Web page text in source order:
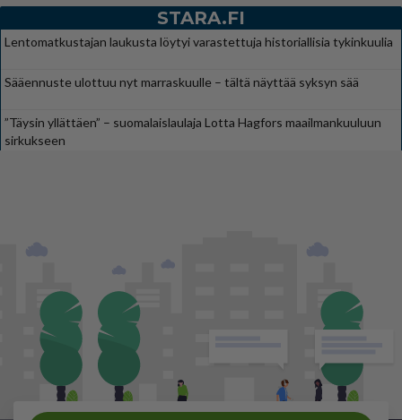
STARA.FI
Lentomatkustajan laukusta löytyi varastettuja historiallisia tykinkuulia
Sääennuste ulottuu nyt marraskuulle – tältä näyttää syksyn sää
”Täysin yllättäen” – suomalaislaulaja Lotta Hagfors maailmankuuluun
sirkukseen